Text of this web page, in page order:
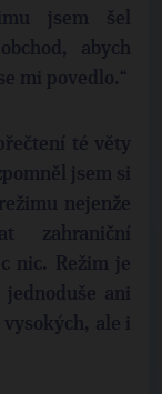
jsem šel
abych
mi povedlo.“
té věty
jsem si
nejenže
zahraniční
nic. Režim je
ani
ale i